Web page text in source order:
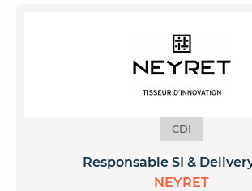
CDI
Responsable SI &
NEYRET